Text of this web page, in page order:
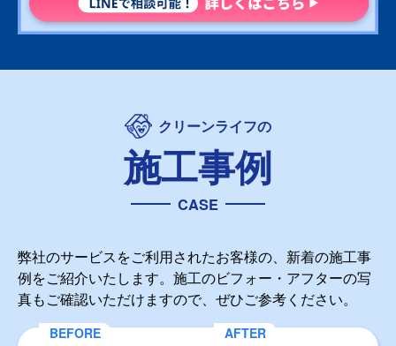
クリーンライフの
施工事例
CASE
弊社のサービスをご利用されたお客様の、新着の施工事
例をご紹介いたします。施工のビフォー・アフターの写
真もご確認いただけますので、ぜひご参考ください。